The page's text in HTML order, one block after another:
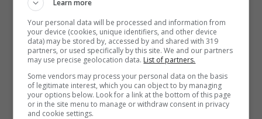
Pronostici Club Brugge-Rangers: la doppia ammoniti
(AnsaFoto) – Bettingnews.it
Ma prima diamo anche un’occhiata all’arbitro:
è il tedescoZwayerche ha una media in
Champions League di 5,24 cartellini a partita.
Quest’anno, inoltre, ha arbitrato una sola
Learn more
Your personal data will be processed and information from
your device (cookies, unique identifiers, and other device
data) may be stored by, accessed by and shared with 319
partners, or used specifically by this site. We and our partners
may use precise geolocation data. List of partners.
Some vendors may process your personal data on the basis
of legitimate interest, which you can object to by managing
your options below. Look for a link at the bottom of this page
or in the site menu to manage or withdraw consent in privacy
and cookie settings.